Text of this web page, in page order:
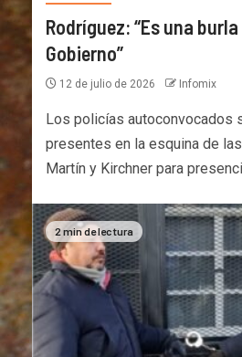
Rodríguez: “Es una
Gobierno”
12 de julio de 2026 Infomix
Los policías autoconvocados
presentes en la esquina de
Martín y Kirchner para
2 min de lectura